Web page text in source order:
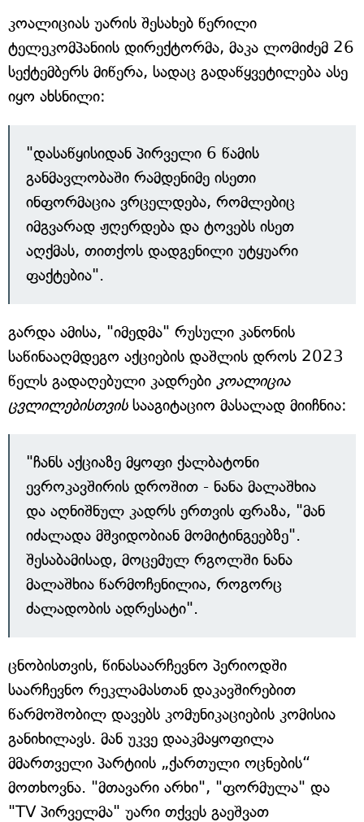
კოალიციას უარის შესახებ წერილი
ტელეკომპანიის დირექტორმა, მაკა ლომიძემ 26
სექტემბერს მიწერა, სადაც გადაწყვეტილება ასე
იყო ახსნილი:
"დასაწყისიდან პირველი 6 წამის
განმავლობაში რამდენიმე ისეთი
ინფორმაცია ვრცელდება, რომლებიც
იმგვარად ჟღერდება და ტოვებს ისეთ
აღქმას, თითქოს დადგენილი უტყუარი
ფაქტებია".
გარდა ამისა, "იმედმა" რუსული კანონის
საწინააღმდეგო აქციების დაშლის დროს 2023
წელს გადაღებული კადრები კოალიცია
ცვლილებისთვისსააგიტაციო მასალად მიიჩნია:
"ჩანს აქციაზე მყოფი ქალბატონი
ევროკავშირის დროშით - ნანა მალაშხია
და აღნიშნულ კადრს ერთვის ფრაზა, "მან
იძალადა მშვიდობიან მომიტინგეებზე".
შესაბამისად, მოცემულ რგოლში ნანა
მალაშხია წარმოჩენილია, როგორც
ძალადობის ადრესატი".
ცნობისთვის, წინასაარჩევნო პერიოდში
საარჩევნო რეკლამასთან დაკავშირებით
წარმოშობილ დავებს კომუნიკაციების კომისია
განიხილავს. მან უკვე დააკმაყოფილა
მმართველი პარტიის „ქართული ოცნების“
მოთხოვნა. "მთავარი არხი", "ფორმულა" და
"TV პირველმა" უარი თქვეს გაეშვათ